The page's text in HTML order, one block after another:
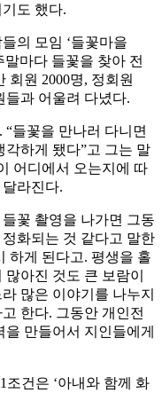
도 했다.
의 모임 ‘들꽃마을
말마다 들꽃을 찾아 전
회원 2000명, 정회원
들과 어울려 다녔다.
들꽃을 만나러 다니면
하게 됐다”고 그는 말
어디에서 오는지에 따
라진다.
꽃 촬영을 나가면 그동
화되는 것 같다고 말한
하게 된다고. 평생을 홀
아진 것도 큰 보람이
많은 이야기를 나누지
한다. 그동안 개인전
만들어서 지인들에게
조건은 ‘아내와 함께 화